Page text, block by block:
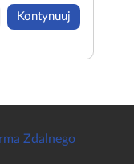
Kontynuuj
Zdalnego